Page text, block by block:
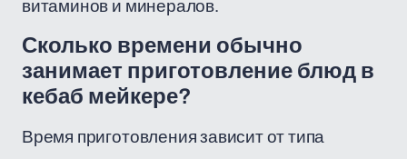
витаминов и минералов.
Сколько времени обычно
занимает приготовление блюд в
кебаб мейкере?
Время приготовления зависит от типа